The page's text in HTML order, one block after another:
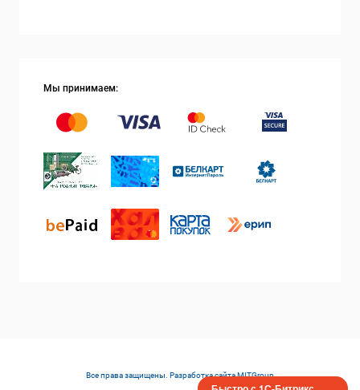
Мы принимаем:
Все права защищены. Разработка сайтаMITGroup